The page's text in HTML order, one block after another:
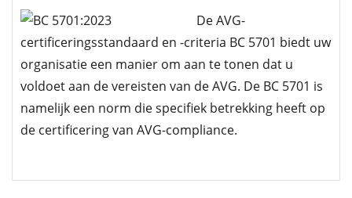
De AVG-
certificeringsstandaard en -criteria BC 5701 biedt uw
organisatie een manier om aan te tonen dat u
voldoet aan de vereisten van de AVG. De BC 5701 is
namelijk een norm die specifiek betrekking heeft op
de certificering van AVG-compliance.